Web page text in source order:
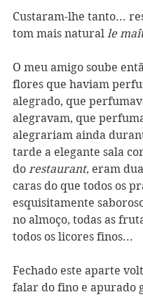
Custaram-lhe tanto...
tom mais natural le
O meu amigo soube
flores que haviam
alegrado, que
alegravam, que
alegrariam ainda
tarde a elegante sala
do restaurant, eram
caras do que todos os
esquisitamente
no almoço, todas as
todos os licores finos...
Fechado este aparte
falar do fino e apurado